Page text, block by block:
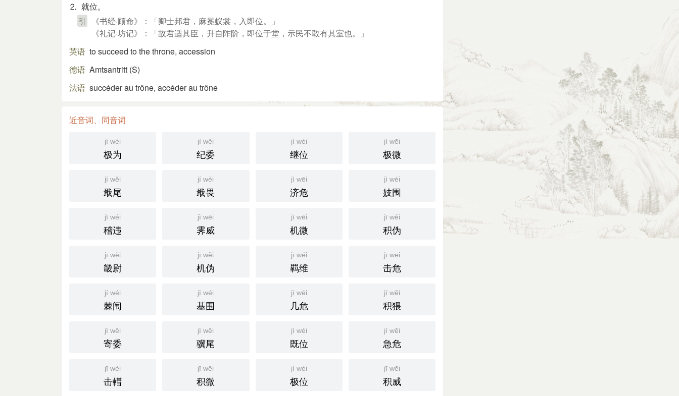
⒉ 就位。
引
《书经·顾命》：「卿士邦君，麻冕蚁裳，入即位。」
《礼记·坊记》：「故君适其臣，升自阼阶，即位于堂，示民不敢有其室也。」
英语 to succeed to the throne, accession
德语 Amtsantritt (S)​
法语 succéder au trône, accéder au trône
近音词、同音词
jí wéi
极为
jì wěi
纪委
jì wèi
继位
jí wēi
极微
jí wěi
戢尾
jí wèi
戢畏
jì wēi
济危
jì wéi
妓围
jī wéi
稽违
jì wēi
霁威
jī wēi
机微
jī wěi
积伪
jī wèi
畿尉
jī wěi
机伪
jī wéi
羁维
jī wēi
击危
jí wéi
棘闱
jī wéi
基围
jī wēi
几危
jī wěi
积猥
jì wěi
寄委
jì wěi
骥尾
jì wèi
既位
jí wēi
急危
jī wèi
击轊
jī wēi
积微
jí wèi
极位
jī wēi
积威